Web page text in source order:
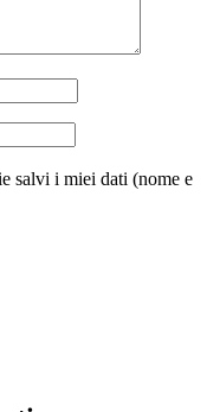
salvi i miei dati (nome e